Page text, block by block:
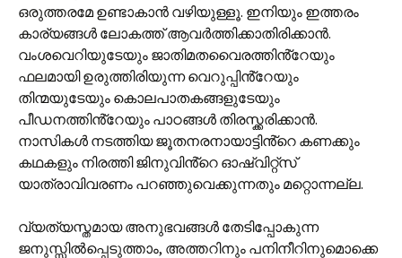
ഒരുത്തരമേ ഉണ്ടാകാൻ വഴിയുള്ളൂ. ഇനിയും ഇത്തരം
കാര്യങ്ങൾ ലോകത്ത് ആവർത്തിക്കാതിരിക്കാൻ.
വംശവെറിയുടേയും ജാതിമതവൈരത്തിൻ്റേയും
ഫലമായി ഉരുത്തിരിയുന്ന വെറുപ്പിൻ്റേയും
തിന്മയുടേയും കൊലപാതകങ്ങളുടേയും
പീഡനത്തിൻ്റേയും പാഠങ്ങൾ തിരസ്ക്കരിക്കാൻ.
നാസികൾ നടത്തിയ ജൂതനരനായാട്ടിൻ്റെ കണക്കും
കഥകളും നിരത്തി ജിനുവിൻ്റെ ഓഷ്വിറ്റ്സ്
യാത്രാവിവരണം പറഞ്ഞുവെക്കുന്നതും മറ്റൊന്നല്ല.
വ്യത്യസ്തമായ അനുഭവങ്ങൾ തേടിപ്പോകുന്ന
ജനുസ്സിൽപ്പെടുത്താം, അത്തറിനും പനിനീറിനുമൊക്കെ